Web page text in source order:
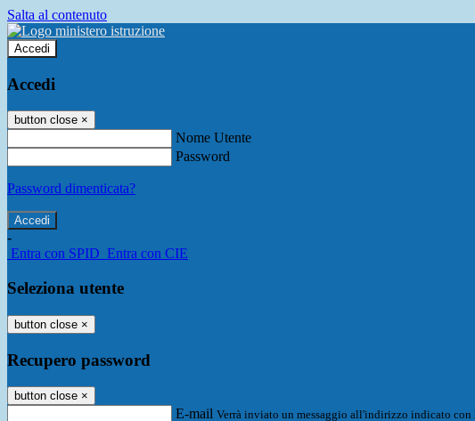
Salta al contenuto
Accedi
Accedi
button close ×
Nome Utente
Password
Password dimenticata?
-
Entra con SPID Entra con CIE
Seleziona utente
button close ×
Recupero password
button close ×
E-mail Verrà inviato un messaggio all'indirizzo indicato con